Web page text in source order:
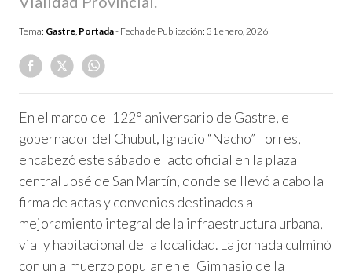
Tema: Gastre, Portada- Fecha de Publicación: 31 enero, 2026
En el marco del 122° aniversario de Gastre, el
gobernador del Chubut, Ignacio “Nacho” Torres,
encabezó este sábado el acto oficial en la plaza
central José de San Martín, donde se llevó a cabo la
firma de actas y convenios destinados al
mejoramiento integral de la infraestructura urbana,
vial y habitacional de la localidad. La jornada culminó
con un almuerzo popular en el Gimnasio de la